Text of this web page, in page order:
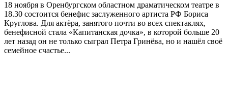
18 ноября в Оренбургском областном драматическом театре в
18.30 состоится бенефис заслуженного артиста РФ Бориса
Круглова. Для актёра, занятого почти во всех спектаклях,
бенефисной стала «Капитанская дочка», в которой больше 20
лет назад он не только сыграл Петра Гринёва, но и нашёл своё
семейное счастье...